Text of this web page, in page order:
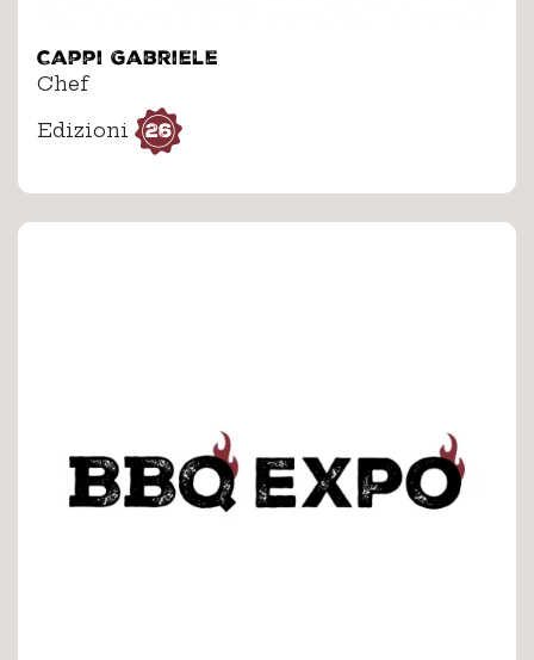
Cappi Gabriele
Chef
Edizioni
26